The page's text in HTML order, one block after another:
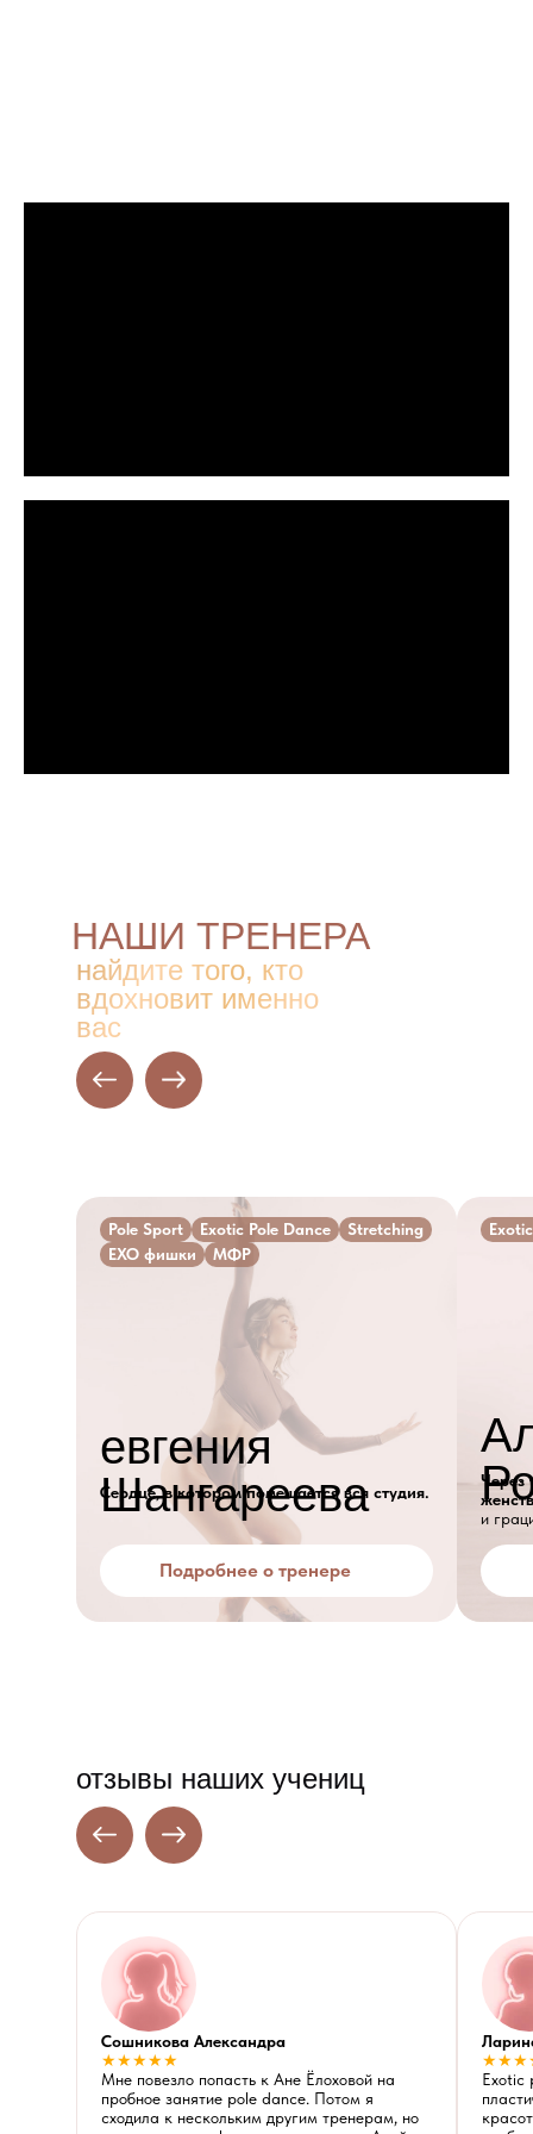
найдите того, кто
вдохновит именно
вас
НАШИ ТРЕНЕРА
Подробнее о тренере
Сердце, в котором помещается вся студия.
евгения
Шангареева
Pole Sport Exotic Pole Dance
Stretching
EXO фишки
МФР
Через
и
отзывы наших учениц
Сошникова Александра
★★★★★
Мне повезло попасть к Ане Ёлоховой на
пробное занятие pole dance. Потом я
сходила к нескольким другим тренерам, но
Exotic